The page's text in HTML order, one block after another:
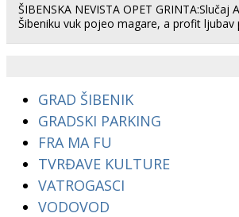
ŠIBENSKA NEVISTA OPET GRINTA:Slučaj
Šibeniku vuk pojeo magare, a profit ljubav
GRAD ŠIBENIK
GRADSKI PARKING
FRA MA FU
TVRĐAVE KULTURE
VATROGASCI
VODOVOD